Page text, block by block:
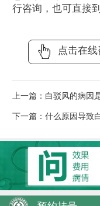
行咨询，也可直接
点击在线
上一篇： 白驳风的病因
下一篇： 什么原因导致